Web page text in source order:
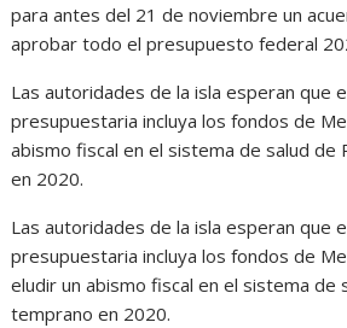
para antes del 21 de noviembre un
aprobar todo el presupuesto federal
Las autoridades de la isla esperan que
presupuestaria incluya los fondos de
abismo fiscal en el sistema de salud de
en 2020.
Las autoridades de la isla esperan que
presupuestaria incluya los fondos de
eludir un abismo fiscal en el sistema de
temprano en 2020.